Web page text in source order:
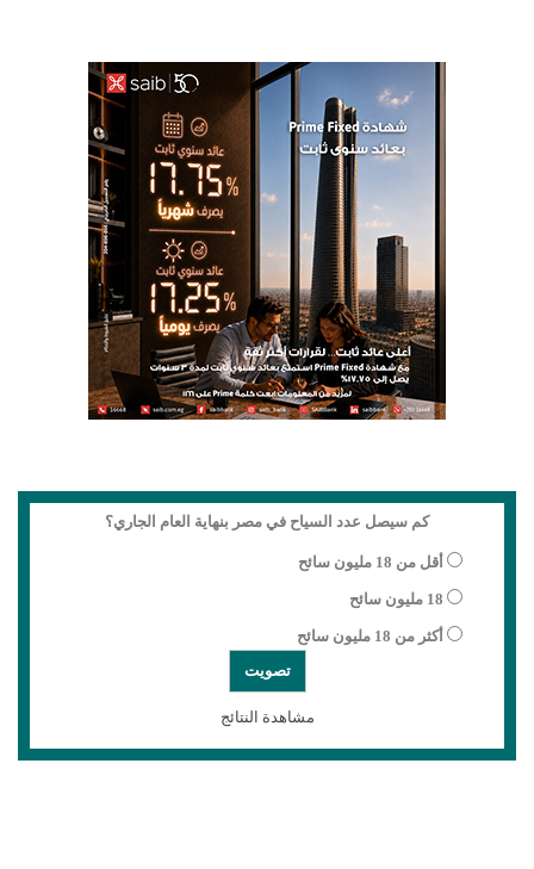
كم سيصل عدد السياح في مصر بنهاية العام الجاري؟
أقل من 18 مليون سائح
18 مليون سائح
أكثر من 18 مليون سائح
مشاهدة النتائج